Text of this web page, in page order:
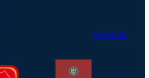
Sitemap